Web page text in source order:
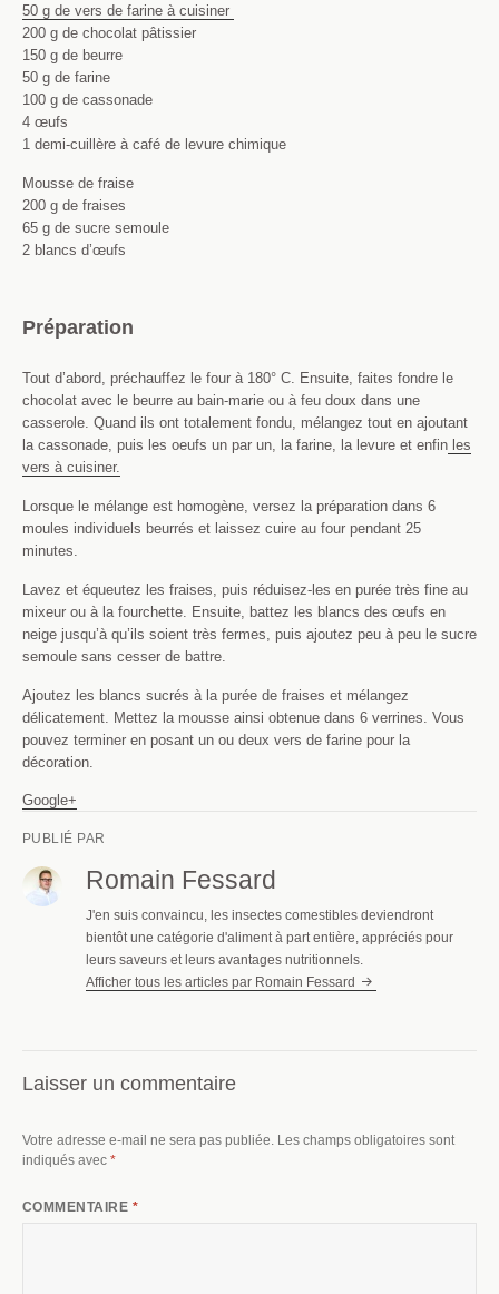
50 g de vers de farine à cuisiner
200 g de chocolat pâtissier
150 g de beurre
50 g de farine
100 g de cassonade
4 œufs
1 demi-cuillère à café de levure chimique
Mousse de fraise
200 g de fraises
65 g de sucre semoule
2 blancs d’œufs
Préparation
Tout d’abord, préchauffez le four à 180° C. Ensuite, faites fondre le
chocolat avec le beurre au bain-marie ou à feu doux dans une
casserole. Quand ils ont totalement fondu, mélangez tout en ajoutant
la cassonade, puis les oeufs un par un, la farine, la levure et enfin les
vers à cuisiner.
Lorsque le mélange est homogène, versez la préparation dans 6
moules individuels beurrés et laissez cuire au four pendant 25
minutes.
Lavez et équeutez les fraises, puis réduisez-les en purée très fine au
mixeur ou à la fourchette. Ensuite, battez les blancs des œufs en
neige jusqu’à qu’ils soient très fermes, puis ajoutez peu à peu le sucre
semoule sans cesser de battre.
Ajoutez les blancs sucrés à la purée de fraises et mélangez
délicatement. Mettez la mousse ainsi obtenue dans 6 verrines. Vous
pouvez terminer en posant un ou deux vers de farine pour la
décoration.
Google+
PUBLIÉ PAR
Romain Fessard
J'en suis convaincu, les insectes comestibles deviendront
bientôt une catégorie d'aliment à part entière, appréciés pour
leurs saveurs et leurs avantages nutritionnels.
Afficher tous les articles par Romain Fessard
Laisser un commentaire
Votre adresse e-mail ne sera pas publiée. Les champs obligatoires sont
indiqués avec *
COMMENTAIRE *